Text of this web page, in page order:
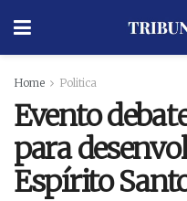
Home Politica
Evento
para
Espírito